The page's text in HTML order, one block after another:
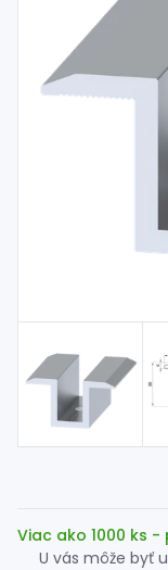
Spojovací
Zľava
Viac ako 1000 ks -
U vás môže byť